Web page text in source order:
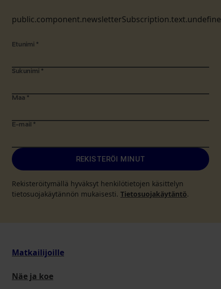
Etunimi *
Sukunimi *
Maa *
E-mail *
REKISTERÖI MINUT
Rekisteröitymällä hyväksyt henkilötietojen käsittelyn
tietosuojakäytännön mukaisesti. Tietosuojakäytäntö.
Matkailijoille
Näe ja koe